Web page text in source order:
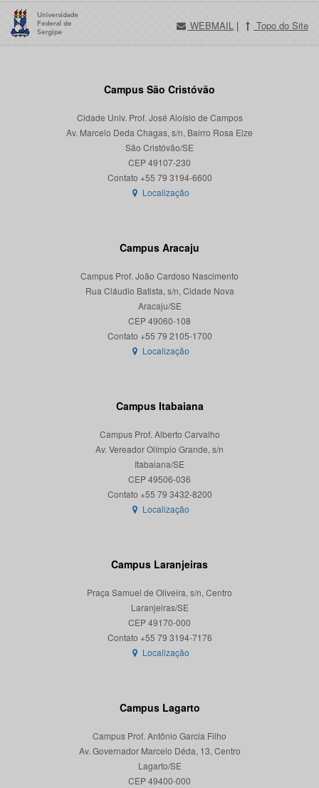
WEBMAIL | Topo do Site
Campus São Cristóvão
Cidade Univ. Prof. José Aloísio de Campos
Av. Marcelo Deda Chagas, s/n, Bairro Rosa Elze
São Cristóvão/SE
CEP 49107-230
Localização
Campus Aracaju
Campus Prof. João Cardoso Nascimento
Rua Cláudio Batista, s/n, Cidade Nova
Aracaju/SE
CEP 49060-108
Localização
Campus Itabaiana
Campus Prof. Alberto Carvalho
Av. Vereador Olímpio Grande, s/n
Itabaiana/SE
CEP 49506-036
Localização
Campus Laranjeiras
Praça Samuel de Oliveira, s/n, Centro
Laranjeiras/SE
CEP 49170-000
Localização
Campus Lagarto
Campus Prof. Antônio Garcia Filho
Av. Governador Marcelo Déda, 13, Centro
Lagarto/SE
CEP 49400-000